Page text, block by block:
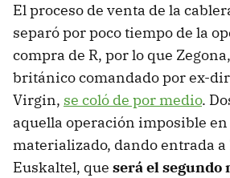
El proceso de venta de la
separó por poco tiempo de la
compra de R, por lo que
británico comandado por ex-
Virgin, se coló de por medio.
aquella operación imposible en
materializado, dando entrada a
Euskaltel, que será el segundo